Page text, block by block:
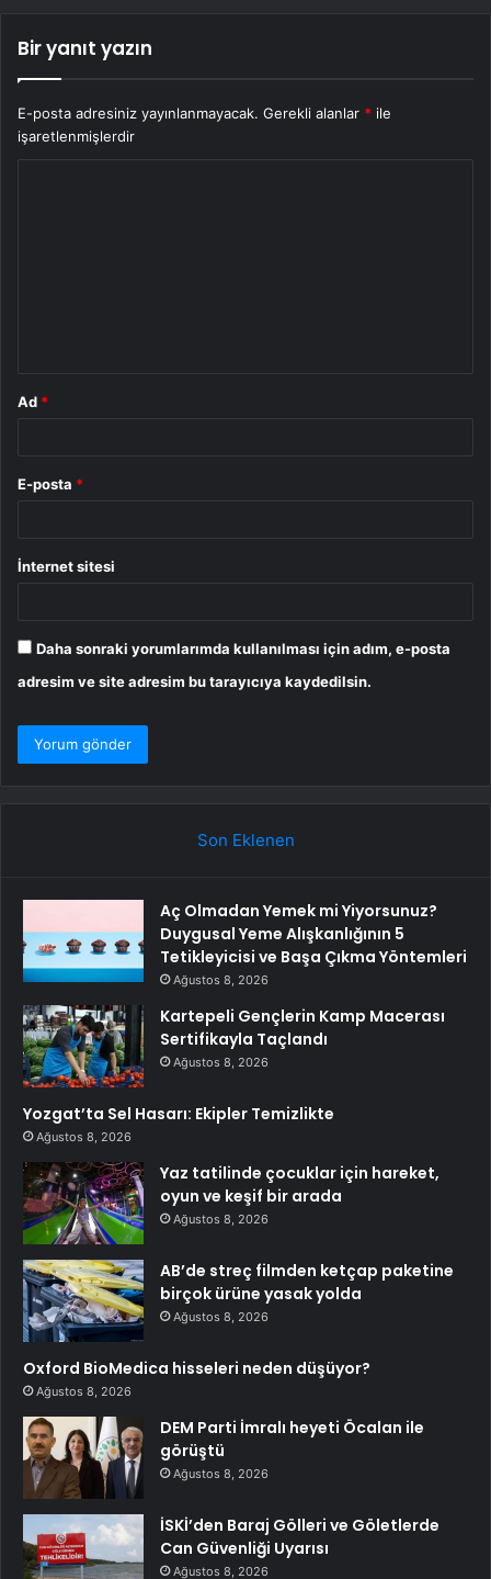
Bir yanıt yazın
E-posta adresiniz yayınlanmayacak. Gerekli alanlar * ile
işaretlenmişlerdir
Ad *
E-posta *
İnternet sitesi
Daha sonraki yorumlarımda kullanılması için adım, e-posta
adresim ve site adresim bu tarayıcıya kaydedilsin.
Son Eklenen
Aç Olmadan Yemek mi Yiyorsunuz?
Duygusal Yeme Alışkanlığının 5
Tetikleyicisi ve Başa Çıkma Yöntemleri
Ağustos 8, 2026
Kartepeli Gençlerin Kamp Macerası
Sertifikayla Taçlandı
Ağustos 8, 2026
Yozgat’ta Sel Hasarı: Ekipler Temizlikte
Ağustos 8, 2026
Yaz tatilinde çocuklar için hareket,
oyun ve keşif bir arada
Ağustos 8, 2026
AB’de streç filmden ketçap paketine
birçok ürüne yasak yolda
Ağustos 8, 2026
Oxford BioMedica hisseleri neden düşüyor?
Ağustos 8, 2026
DEM Parti İmralı heyeti Öcalan ile
görüştü
Ağustos 8, 2026
İSKİ’den Baraj Gölleri ve Göletlerde
Can Güvenliği Uyarısı
Ağustos 8, 2026